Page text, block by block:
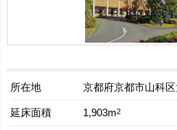
所在地 京都府京都市山科
延床面積 1,903m2